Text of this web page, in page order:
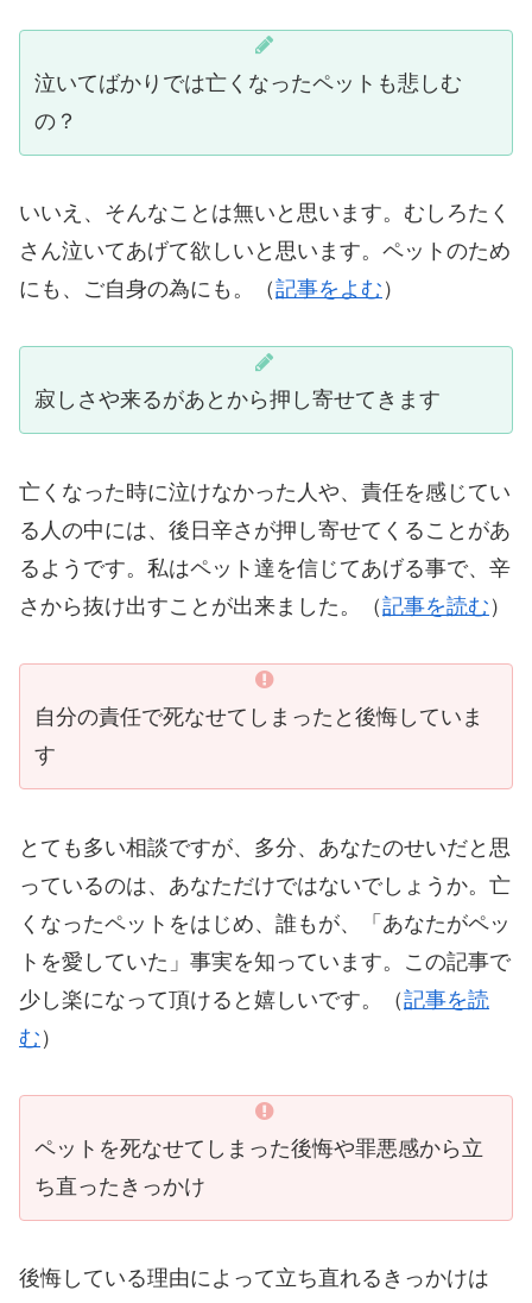
泣いてばかりでは亡くなったペットも悲しむ
の？
いいえ、そんなことは無いと思います。むしろたく
さん泣いてあげて欲しいと思います。ペットのため
にも、ご自身の為にも。（記事をよむ ）
寂しさや来るがあとから押し寄せてきます
亡くなった時に泣けなかった人や、責任を感じてい
る人の中には、後日辛さが押し寄せてくることがあ
るようです。私はペット達を信じてあげる事で、辛
さから抜け出すことが出来ました。（記事を読む ）
自分の責任で死なせてしまったと後悔していま
す
とても多い相談ですが、多分、あなたのせいだと思
っているのは、あなただけではないでしょうか。亡
くなったペットをはじめ、誰もが、「あなたがペッ
トを愛していた」事実を知っています。この記事で
少し楽になって頂けると嬉しいです。（記事を読
む ）
ペットを死なせてしまった後悔や罪悪感から立
ち直ったきっかけ
後悔している理由によって立ち直れるきっかけは